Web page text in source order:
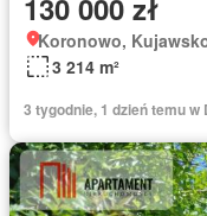
130 000 zł
Koronowo,
3 214 m²
3 tygodnie, 1 dzień temu w